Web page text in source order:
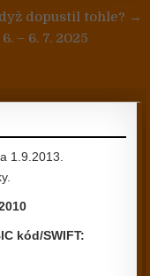
dopustil tohle? →
– 6. 7. 2025
1.9.2013.
kód/SWIFT: